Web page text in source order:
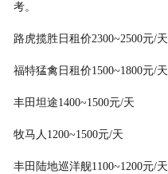
考。
路虎揽胜日租价2300~2500元/天
福特猛禽日租价1500~1800元/天
丰田坦途1400~1500元/天
牧马人1200~1500元/天
丰田陆地巡洋舰1100~1200元/天